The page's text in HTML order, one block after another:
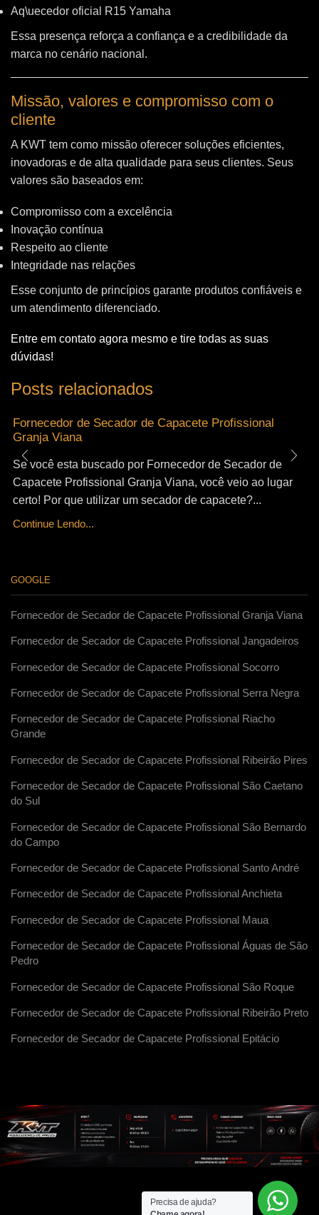
Aq\uecedor oficial R15 Yamaha
Essa presença reforça a confiança e a credibilidade da
marca no cenário nacional.
Missão, valores e compromisso com o
cliente
A KWT tem como missão oferecer soluções eficientes,
inovadoras e de alta qualidade para seus clientes. Seus
valores são baseados em:
Compromisso com a excelência
Inovação contínua
Respeito ao cliente
Integridade nas relações
Esse conjunto de princípios garante produtos confiáveis e
um atendimento diferenciado.
Entre em contato agora mesmo e tire todas as suas
dúvidas!
Posts relacionados
Fornecedor de Secador de Capacete Profissional
Granja Viana
Se você esta buscado por Fornecedor de Secador de
Capacete Profissional Granja Viana, você veio ao lugar
certo! Por que utilizar um secador de capacete?...
Continue Lendo...
GOOGLE
Fornecedor de Secador de Capacete Profissional Granja Viana
Fornecedor de Secador de Capacete Profissional Jangadeiros
Fornecedor de Secador de Capacete Profissional Socorro
Fornecedor de Secador de Capacete Profissional Serra Negra
Fornecedor de Secador de Capacete Profissional Riacho
Grande
Fornecedor de Secador de Capacete Profissional Ribeirão Pires
Fornecedor de Secador de Capacete Profissional São Caetano
do Sul
Fornecedor de Secador de Capacete Profissional São Bernardo
do Campo
Fornecedor de Secador de Capacete Profissional Santo André
Fornecedor de Secador de Capacete Profissional Anchieta
Fornecedor de Secador de Capacete Profissional Maua
Fornecedor de Secador de Capacete Profissional Águas de São
Pedro
Fornecedor de Secador de Capacete Profissional São Roque
Fornecedor de Secador de Capacete Profissional Ribeirão Preto
Fornecedor de Secador de Capacete Profissional Epitácio
Precisa de ajuda?